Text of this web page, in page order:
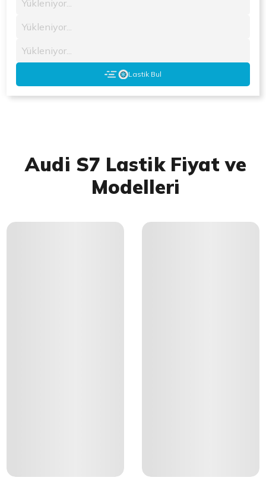
Yükleniyor...
Yükleniyor...
Yükleniyor...
Lastik Bul
Audi S7 Lastik Fiyat ve
Modelleri